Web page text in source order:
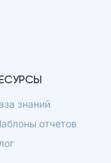
знаний
отчетов